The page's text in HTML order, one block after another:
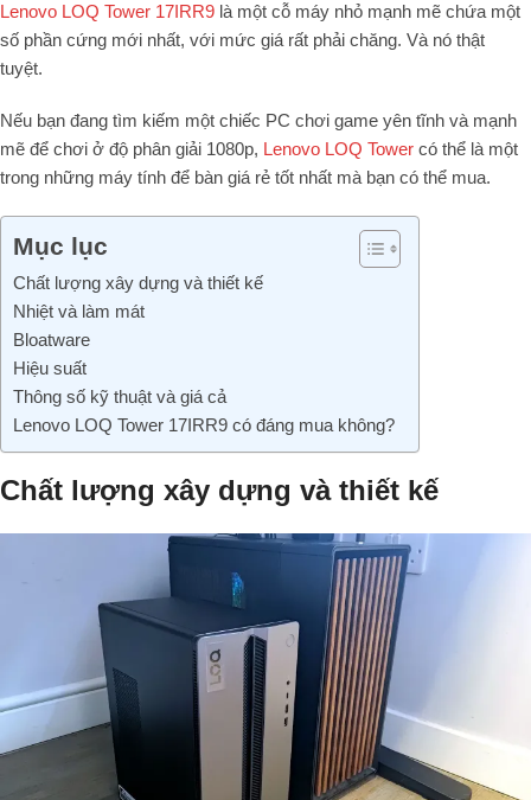
Lenovo LOQ Tower 17IRR9 là một cỗ máy nhỏ mạnh mẽ chứa một
số phần cứng mới nhất, với mức giá rất phải chăng. Và nó thật
tuyệt.
Nếu bạn đang tìm kiếm một chiếc PC chơi game yên tĩnh và mạnh
mẽ để chơi ở độ phân giải 1080p, Lenovo LOQ Tower có thể là một
trong những máy tính để bàn giá rẻ tốt nhất mà bạn có thể mua.
Mục lục
Chất lượng xây dựng và thiết kế
Nhiệt và làm mát
Bloatware
Hiệu suất
Thông số kỹ thuật và giá cả
Lenovo LOQ Tower 17IRR9 có đáng mua không?
Chất lượng xây dựng và thiết kế